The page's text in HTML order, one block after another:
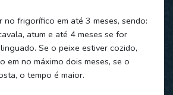
no frigorífico em até 3 meses, sendo:
atum e até 4 meses se for
Se o peixe estiver cozido,
em no máximo dois meses, se o
o tempo é maior.